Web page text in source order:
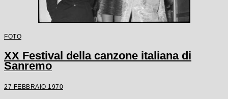
FOTO
XX Festival della canzone italiana di
Sanremo
27 FEBBRAIO 1970